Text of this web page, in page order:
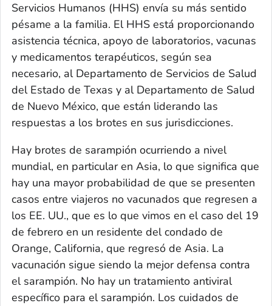
Servicios Humanos (HHS) envía su más sentido
pésame a la familia. El HHS está proporcionando
asistencia técnica, apoyo de laboratorios, vacunas
y medicamentos terapéuticos, según sea
necesario, al Departamento de Servicios de Salud
del Estado de Texas y al Departamento de Salud
de Nuevo México, que están liderando las
respuestas a los brotes en sus jurisdicciones.
Hay brotes de sarampión ocurriendo a nivel
mundial, en particular en Asia, lo que significa que
hay una mayor probabilidad de que se presenten
casos entre viajeros no vacunados que regresen a
los EE. UU., que es lo que vimos en el caso del 19
de febrero en un residente del condado de
Orange, California, que regresó de Asia. La
vacunación sigue siendo la mejor defensa contra
el sarampión. No hay un tratamiento antiviral
específico para el sarampión. Los cuidados de